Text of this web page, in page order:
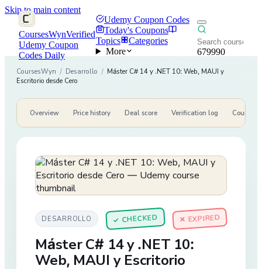
Skip to main content
CoursesWynVerified
Udemy Coupon
Codes Daily
Udemy Coupon Codes
Today's Coupons
Topics
Categories
More
679990
CoursesWyn / Desarrollo / Máster C# 14 y .NET 10: Web, MAUI y
Escritorio desde Cero
Overview Price history Deal score Verification log Course
DESARROLLO ✓CHECKED ✕ EXPIRED
Máster C# 14 y .NET 10:
Web, MAUI y Escritorio